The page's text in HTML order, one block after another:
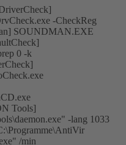
-CheckReg
SOUNDMAN.EXE
0 -k
Tools]
-lang 1033
/min